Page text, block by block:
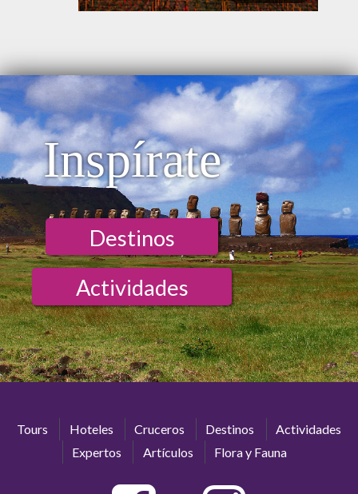
Inspírate
Destinos
Actividades
Tours Hoteles Cruceros Destinos
Actividades
Expertos
Artículos Flora y Fauna